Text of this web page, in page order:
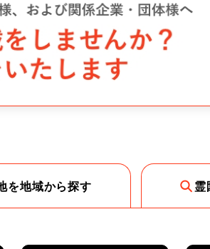
を地域から探す 霊